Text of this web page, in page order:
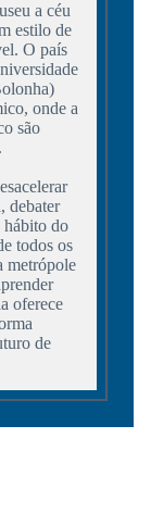
a céu
estilo de
O país
onde a
são
debater
hábito do
todos os
metrópole
oferece
de